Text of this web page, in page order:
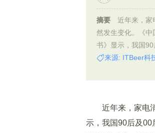
摘要
近年来，家
然发生变化。《中
书》显示，我国90
来源: ITBeer科
近年来，家电消
示，我国90后及00